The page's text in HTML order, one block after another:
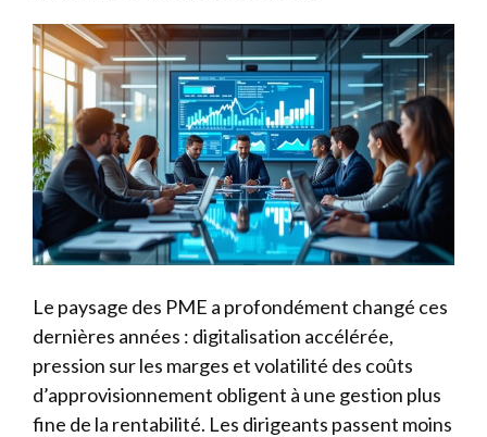
Le paysage des PME a profondément changé ces
dernières années : digitalisation accélérée,
pression sur les marges et volatilité des coûts
d’approvisionnement obligent à une gestion plus
fine de la rentabilité. Les dirigeants passent moins